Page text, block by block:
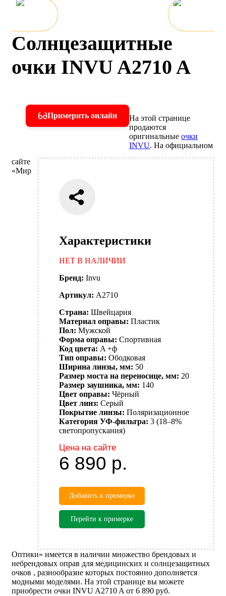
Солнцезащитные
очки INVU A2710 A
Примерить онлайн
Характеристики
НЕТ В НАЛИЧИИ
Бренд: Invu
Артикул: A2710
Страна: Швейцария
Материал оправы: Пластик
Пол: Мужской
Форма оправы: Спортивная
Код цвета: A +ф
Тип оправы: Ободковая
Ширина линзы, мм: 50
Размер моста на переносице, мм: 20
Размер заушника, мм: 140
Цвет оправы: Чёрный
Цвет линз: Серый
Покрытие линзы: Поляризационное
Категория УФ-фильтра: 3 (18–8%
светопропускания)
Цена на сайте
6 890 р.
Добавить к примерке
Перейти к примерке
На этой странице
продаются
оригинальныеочки
INVU. На официальном
сайте
«Мир
Оптики» имеется в наличии множество брендовых и
небрендовых оправ для медицинских и солнцезащитных
очков , разнообразие которых постоянно дополняется
модными моделями. На этой странице вы можете
приобрести очки INVU A2710 A от 6 890 руб.